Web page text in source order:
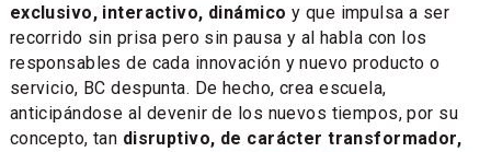
exclusivo, interactivo, dinámico y que impulsa a ser
recorrido sin prisa pero sin pausa y al habla con los
responsables de cada innovación y nuevo producto o
servicio, BC despunta. De hecho, crea escuela,
anticipándose al devenir de los nuevos tiempos, por su
concepto, tan disruptivo, de carácter transformador,